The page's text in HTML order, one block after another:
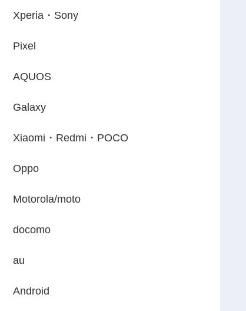
Xperia・Sony
Pixel
AQUOS
Galaxy
Xiaomi・Redmi・POCO
Oppo
Motorola/moto
docomo
au
Android